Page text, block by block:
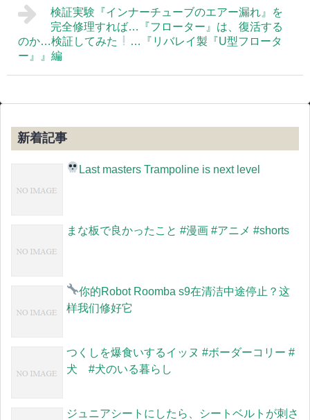
検証実験『インナーチューブのエアー漏れ』を
完全修理すれば…『フローター』は、復活する
のか…検証してみた
…『リバレイ製『U型フロータ
ー』』編
新着記事
Last masters Trampoline is next level
まな板で良かったこと #漫画 #アニメ #shorts
你的Robot Roomba s9在清洁中途停止？这
样我们修好它
つくしを爆食いするイッヌ #ボーダーコリー #
犬 #犬のいる暮らし
ジュニアシートにしたら、シートベルトが刺さ